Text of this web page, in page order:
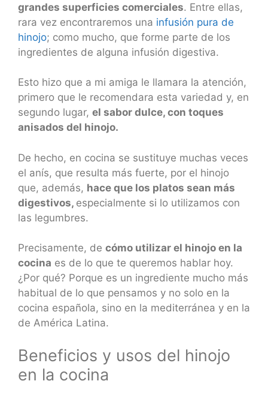
grandes superficies comerciales. Entre ellas,
rara vez encontraremos una infusión pura de
hinojo; como mucho, que forme parte de los
ingredientes de alguna infusión digestiva.
Esto hizo que a mi amiga le llamara la atención,
primero que le recomendara esta variedad y, en
segundo lugar, el sabor dulce, con toques
anisados del hinojo.
De hecho, en cocina se sustituye muchas veces
el anís, que resulta más fuerte, por el hinojo
que, además, hace que los platos sean más
digestivos, especialmente si lo utilizamos con
las legumbres.
Precisamente, de cómo utilizar el hinojo en la
cocina es de lo que te queremos hablar hoy.
¿Por qué? Porque es un ingrediente mucho más
habitual de lo que pensamos y no solo en la
cocina española, sino en la mediterránea y en la
de América Latina.
Beneficios y usos del hinojo
en la cocina